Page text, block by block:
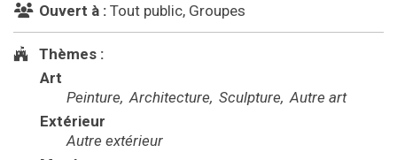
Ouvert à : Tout public, Groupes
Thèmes :
Art
Peinture Architecture Sculpture Autre art
Extérieur
Autre extérieur